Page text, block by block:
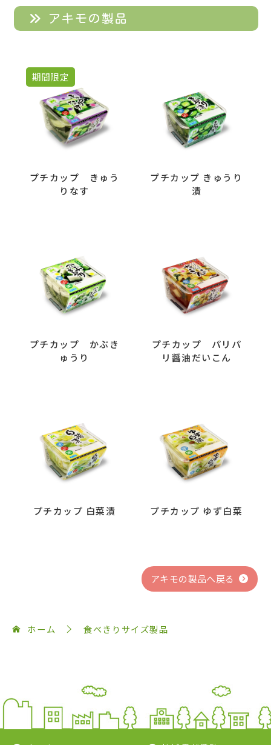
アキモの製品
期間限定
プチカップ きゅう
りなす
プチカップ きゅうり
漬
プチカップ かぶき
ゅうり
プチカップ パリパ
リ醤油だいこん
プチカップ 白菜漬 プチカップ ゆず白菜
アキモの製品へ戻る
ホーム 食べきりサイズ製品